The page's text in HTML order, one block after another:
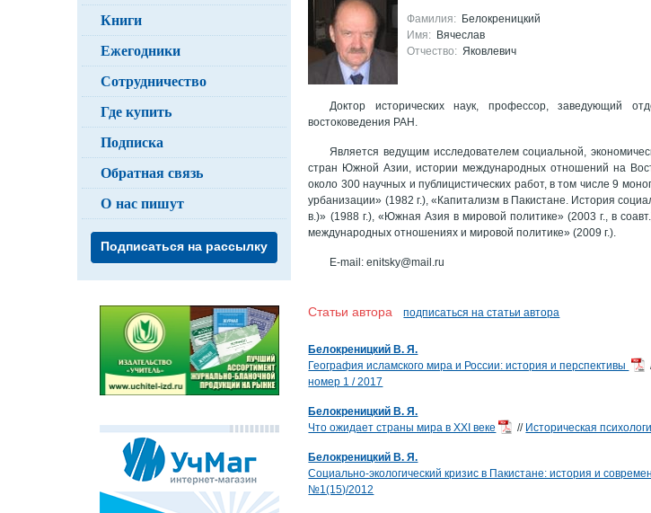
Фамилия: Белокреницкий
Имя: Вячеслав
Отчество: Яковлевич
Доктор исторических наук, профессор, заведующий
востоковедения РАН.
Является ведущим исследователем социальной,
стран Южной Азии, истории международных отношений на
около 300 научных и публицистических работ, в том числе 9
урбанизации» (1982 г.), «Капитализм в Пакистане. История
в.)» (1988 г.), «Южная Азия в мировой политике» (2003 г., в
международных отношениях и мировой политике» (2009 г.).
E-mail: enitsky@mail.ru
Статьи автораподписаться на статьи автора
Белокреницкий В. Я.
География исламского мира и России: история и перспективы
номер 1 / 2017
Белокреницкий В. Я.
Что ожидает страны мира в XXI веке
// Историческая
Белокреницкий В. Я.
Социально-экологический кризис в Пакистане: история и
№1(15)/2012
Книги
Ежегодники
Сотрудничество
Где купить
Подписка
Обратная связь
О нас пишут
Подписаться на рассылку